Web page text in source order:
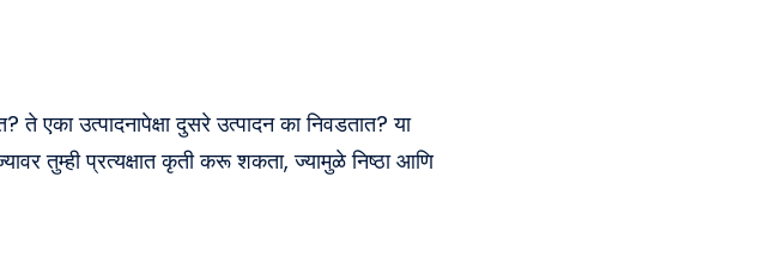
एका उत्पादनापेक्षा दुसरे उत्पादन का निवडतात? या
तुम्ही प्रत्यक्षात कृती करू शकता, ज्यामुळे निष्ठा आणि